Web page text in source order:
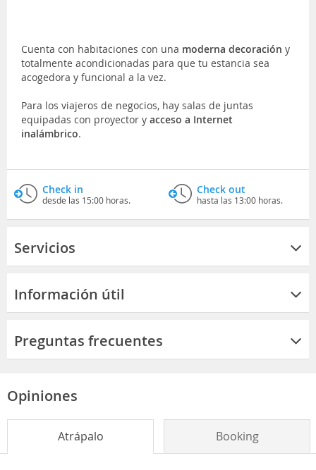
Cuenta con habitaciones con una moderna decoración y
totalmente acondicionadas para que tu estancia sea
acogedora y funcional a la vez.
Para los viajeros de negocios, hay salas de juntas
equipadas con proyector y acceso a Internet
inalámbrico.
Check in
desde las 15:00 horas.
Check out
hasta las 13:00 horas.
Servicios
Información útil
Preguntas frecuentes
Opiniones
Atrápalo Booking